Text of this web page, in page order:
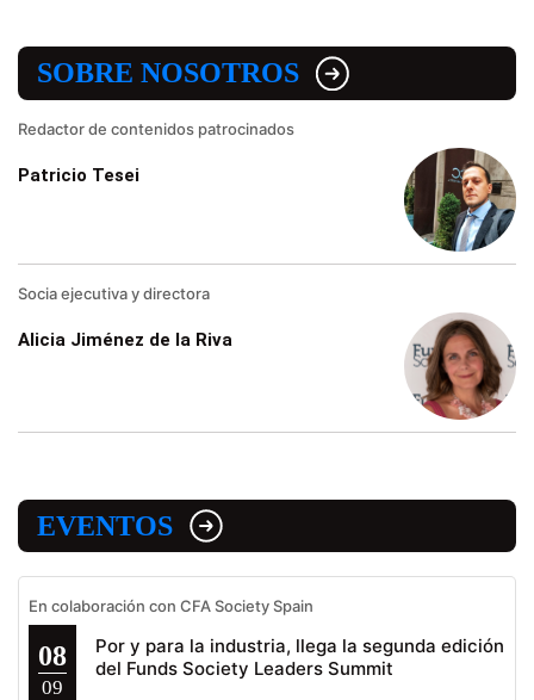
SOBRE NOSOTROS
Redactor de contenidos patrocinados
Patricio Tesei
Socia ejecutiva y directora
Alicia Jiménez de la Riva
EVENTOS
En colaboración con CFA Society Spain
08
09
Por y para la industria, llega la segunda edición
del Funds Society Leaders Summit